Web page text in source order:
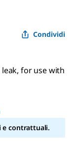
Condividi
for use with
e contrattuali.